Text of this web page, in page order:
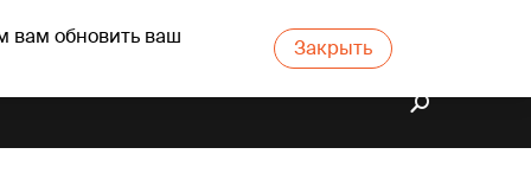
вам обновить ваш
Закрыть